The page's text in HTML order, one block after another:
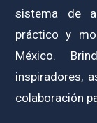
sistema de
práctico y
México.
inspiradores,
colaboración